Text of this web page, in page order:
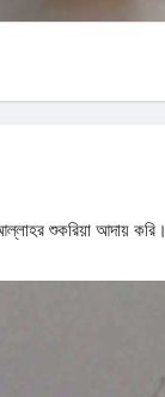
শুকরিয়া আদায় করি।